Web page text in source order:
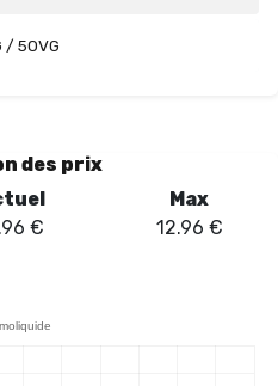
/ 50VG
des prix
€
Max
12.96 €